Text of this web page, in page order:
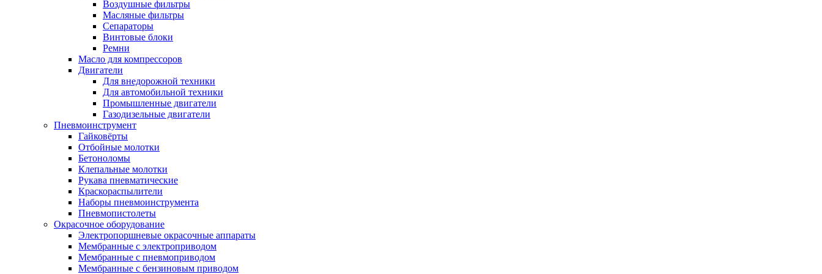
Воздушные фильтры
Масляные фильтры
Сепараторы
Винтовые блоки
Ремни
Масло для компрессоров
Двигатели
Для внедорожной техники
Для автомобильной техники
Промышленные двигатели
Газодизельные двигатели
Пневмоинструмент
Гайковёрты
Отбойные молотки
Бетоноломы
Клепальные молотки
Рукава пневматические
Краскораспылители
Наборы пневмоинструмента
Пневмопистолеты
Окрасочное оборудование
Электропоршневые окрасочные аппараты
Мембранные с электроприводом
Мембранные с пневмоприводом
Мембранные с бензиновым приводом